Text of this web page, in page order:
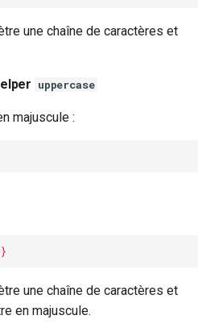
une chaîne de caractères et
uppercase
majuscule :
une chaîne de caractères et
en majuscule.